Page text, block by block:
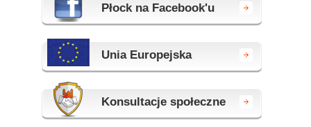
Płock na Facebook'u
Unia Europejska
Konsultacje społeczne